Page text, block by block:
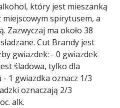
który jest mieszanką
spirytusem, a
Zazwyczaj ma około 38
Cut Brandy jest
gwiazdek: - 0 gwiazdek
śladowa, tylko dla
1 gwiazdka oznacz 1/3
oznaczają 2/3
alk.